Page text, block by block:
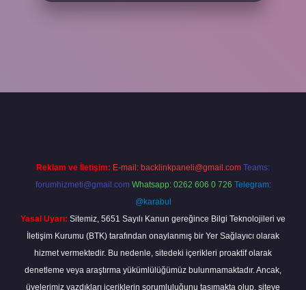
Reklam ve İletişim: E-mail: backlinkpaneli@gmail.com Teams:
forumhizmeti@gmail.com Whatsapp: 0262 606 0 726 Telegram:
@karabul
Yasal Uyarı: Sitemiz, 5651 Sayılı Kanun gereğince Bilgi Teknolojileri ve
İletişim Kurumu (BTK) tarafından onaylanmış bir Yer Sağlayıcı olarak
hizmet vermektedir. Bu nedenle, sitedeki içerikleri proaktif olarak
denetleme veya araştırma yükümlülüğümüz bulunmamaktadır. Ancak,
üyelerimiz yazdıkları içeriklerin sorumluluğunu taşımakta olup, siteye